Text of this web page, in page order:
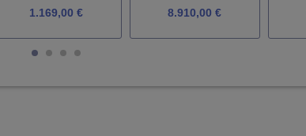
1.169,00 € 8.910,00 €